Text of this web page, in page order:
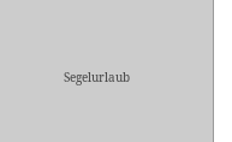
Segelurlaub